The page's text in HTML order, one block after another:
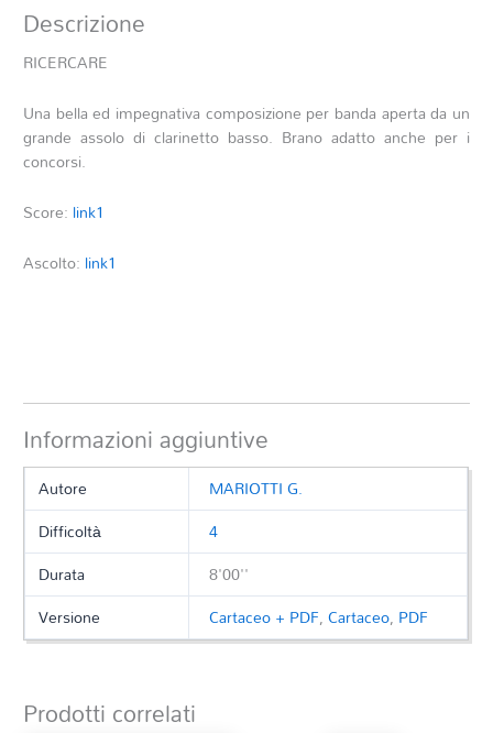
Descrizione
RICERCARE
Una bella ed impegnativa composizione per banda aperta da un
grande assolo di clarinetto basso. Brano adatto anche per i
concorsi.
Score: link1
Ascolto: link1
Informazioni aggiuntive
Autore
MARIOTTI G.
Difficoltà
4
Durata
8'00''
Versione
Cartaceo + PDF,Cartaceo, PDF
Prodotti correlati